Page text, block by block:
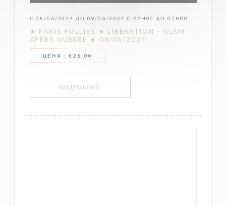
С 08/06/2024 ДО 09/06/2024 С 22H00 ДО 05H00
★ PARIS FOLLIES ★ LIBÉRATION - GLAM
APRÈS GUERRE ★ 08/06/2024
ЦЕНА : €26.00
ПОДРОБНЕЕ